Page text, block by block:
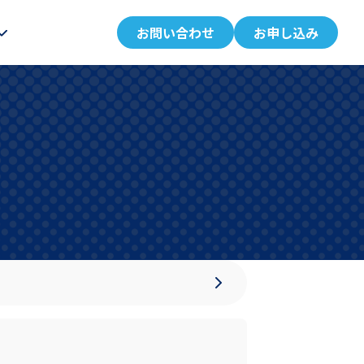
お問い合わせ お申し込み